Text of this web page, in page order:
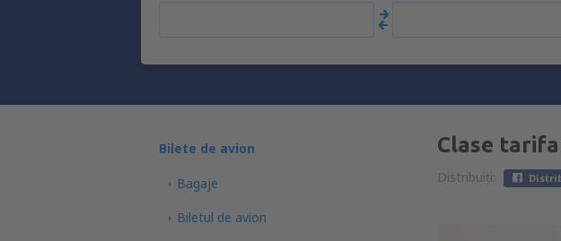
Bilete de avion
Bagaje
Biletul de avion
Clase
Distribuiți: